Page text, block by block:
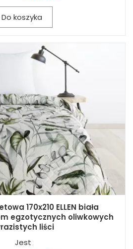
Do koszyka
170x210 ELLEN biała
egzotycznych oliwkowych
liści
Jest